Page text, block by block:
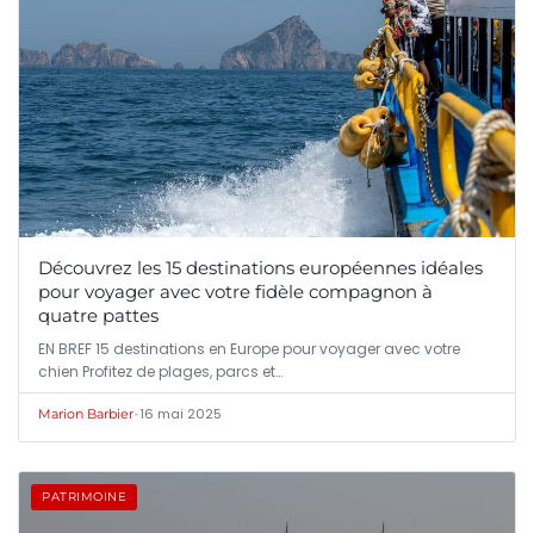
Découvrez les 15 destinations européennes idéales
pour voyager avec votre fidèle compagnon à
quatre pattes
EN BREF 15 destinations en Europe pour voyager avec votre
chien Profitez de plages, parcs et…
Marion Barbier•16 mai 2025
PATRIMOINE